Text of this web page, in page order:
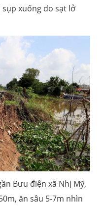
xuống do sạt lở
Bưu điện xã Nhị Mỹ,
ăn sâu 5-7m nhìn